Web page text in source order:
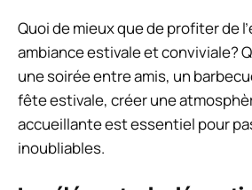
Quoi de mieux que de profiter de
ambiance estivale et conviviale?
une soirée entre amis, un
fête estivale, créer une
accueillante est essentiel pour
inoubliables.